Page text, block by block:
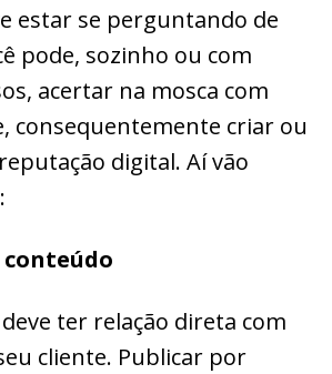
estar se perguntando de
pode, sozinho ou com
acertar na mosca com
consequentemente criar ou
digital. Aí vão
conteúdo
ter relação direta com
cliente. Publicar por